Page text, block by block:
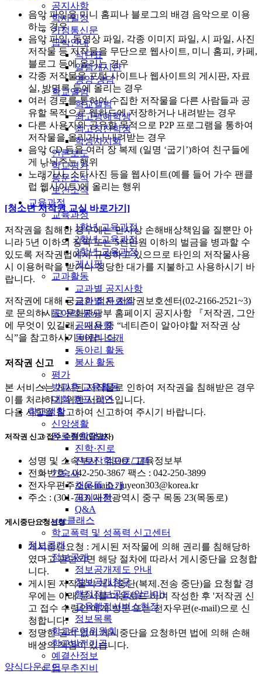
공지사항
학사일정
가정통신문
급식안내
식단표
알림게시판
영양 상담
학교앨범
학교앨범
최고명예학생
최고칭찬학생
학생자치회
언론보도
학교평가
동문소식
보건소식
교육과정
교육과정
1학년 교육과정
2학년 교육과정
3학년 교육과정
게시판
교과활동
교과별 공지사항
교과별 자료실
동아리·봉사
공지사항
동아리 소개
동아리 활동
봉사 활동
평가
방과후 교육활동
대회·캠프·강연
학교생활
신앙생활
진로진학정보
진학·진로
진로진학프로그램
기숙사
채움뜰 소개
공지사항
Q&A
wee클래스
학교폭력 및 성폭력 신고센터
정보공개
정보공개
정보공개제도 안내
정보공개청구
행정정보공표(알리미)
교육행정서비스현장
정보목록
학교운영위원회
학교발전기금
예결산정보
업무추진비
음악 파일을 미니 홈피나 블로그의 배경 음악으로 이용
하는 경우
음악 파일, 동영상 파일, 각종 이미지 파일, 시 파일, 사진
저작물 등 저작물을 무단으로 웹사이트, 미니 홈피, 카페,
블로그 등에 올리는 경우
각종 저작물을 포털 사이트나 웹사이트의 게시판, 자료
실, 방명록 등에 올리는 경우
여러 경로를 통하여 수집한 저작물을 다른 사람들과 공
유할 목적으로 웹하드에 저장하거나 내려받는 경우
다른 사용자와 공유할 목적으로 P2P 프로그램을 통하여
저작물을 올리거나 내려받는 경우
음악 CD 등을 여러 장 복제 (일명 ‘굽기’)하여 친구들에
게 나눠주는 행위
노래가사, 스타사진 등을 웹사이트(예를 들어 가수 팬클
럽 웹사이트)에 올리는 행위
[청소년 저작권 교실 바로가기]
저작권을 침해한 경우에는 민사상 손해배상책임을 질뿐만 아
니라 5년 이하의 징역 또는 5천만원 이하의 벌금을 병과할 수
있도록 저작권법에서 규정하고 있으므로 타인의 저작물사용
시 이용허락을 받거나 정당한 대가를 지불하고 사용하시기 바
랍니다.
저작권에 대해 궁금한 점은 저작권보호센터(02-2166-2521~3)
로 문의하시고 문화관광부 홈페이지 공지사항 『저작권, 그안
에 무엇이 있길래』내용 중 “네티즌이 알아야할 저작권 상
식”을 참고하시기 바랍니다.
저작권 신고
본 서비스는 게시된 저작물로 인하여 저작권을 침해받은 경우
이를 처리하기 위한 서비스입니다.
다음 사항을 참고하여 신고하여 주시기 바랍니다.
저작권 신고 접수 수령인(담당자)
성명 및 소속부서 : 김OO / 교육정보부
전화번호 : 042-250-3867 팩스 : 042-250-3899
전자우편주소(e-mail) : juyeon303@korea.kr
주소 : (301-783) 대전광역시 중구 목동 23(목동로)
게시중단요청신청
게시중단요청 : 게시된 저작물에 의해 권리를 침해당하
였다고 판단되면 해당 절차에 따라서 게시중단을 요청합
니다.
게시된 저작물의 게시중단(복제.전송 중단)을 요청할 경
우에는 아래 문서를 다운로드 하여 작성한 후 '저작권 신
고 접수 수령인'에게 방문 또는 전자우편(e-mail)으로 신
청합니다.
정당한 권리 없이 게시중단을 요청하면 법에 의해 손해
배상의 책임이 있습니다.
양식다운로드